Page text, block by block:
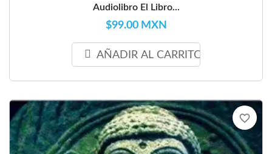
Audiolibro El Libro...
$99.00 MXN
AÑADIR AL CARRITO
favorite_border